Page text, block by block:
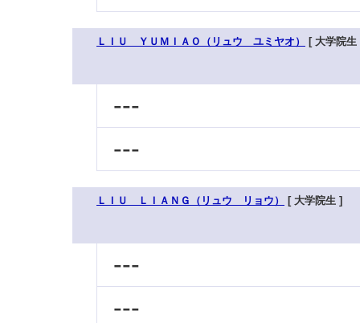
ＬＩＵ ＹＵＭＩＡＯ（リュウ ユミヤオ） [ 大学院生
---
---
ＬＩＵ ＬＩＡＮＧ（リュウ リョウ） [ 大学院生 ]
---
---